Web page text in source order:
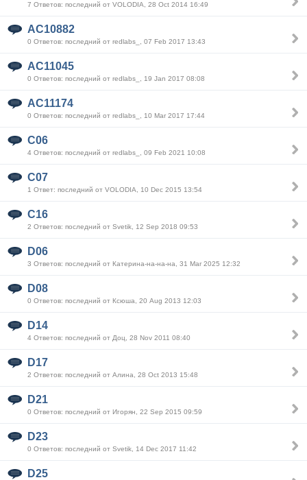
7 Ответов: последний от VOLODIA, 28 Oct 2014 16:49
AC10882
0 Ответов: последний от redlabs_, 07 Feb 2017 13:43
AC11045
0 Ответов: последний от redlabs_, 19 Jan 2017 08:08
AC11174
0 Ответов: последний от redlabs_, 10 Mar 2017 17:44
C06
4 Ответов: последний от redlabs_, 09 Feb 2021 10:08
C07
1 Ответ: последний от VOLODIA, 10 Dec 2015 13:54
C16
2 Ответов: последний от Svetik, 12 Sep 2018 09:53
D06
3 Ответов: последний от Катерина-на-на-на, 31 Mar 2025 12:32
D08
0 Ответов: последний от Ксюша, 20 Aug 2013 12:03
D14
4 Ответов: последний от Доц, 28 Nov 2011 08:40
D17
2 Ответов: последний от Алина, 28 Oct 2013 15:48
D21
0 Ответов: последний от Игорян, 22 Sep 2015 09:59
D23
0 Ответов: последний от Svetik, 14 Dec 2017 11:42
D25